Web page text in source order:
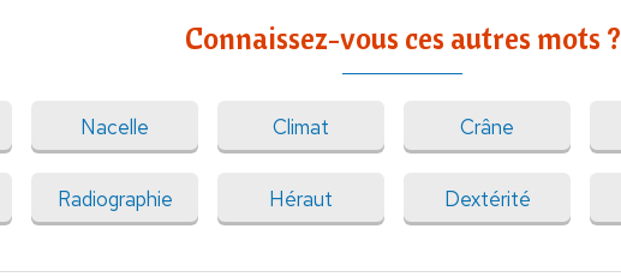
Connaissez-vous ces autres mots ?
Nacelle Climat Crâne
Radiographie Héraut Dextérité